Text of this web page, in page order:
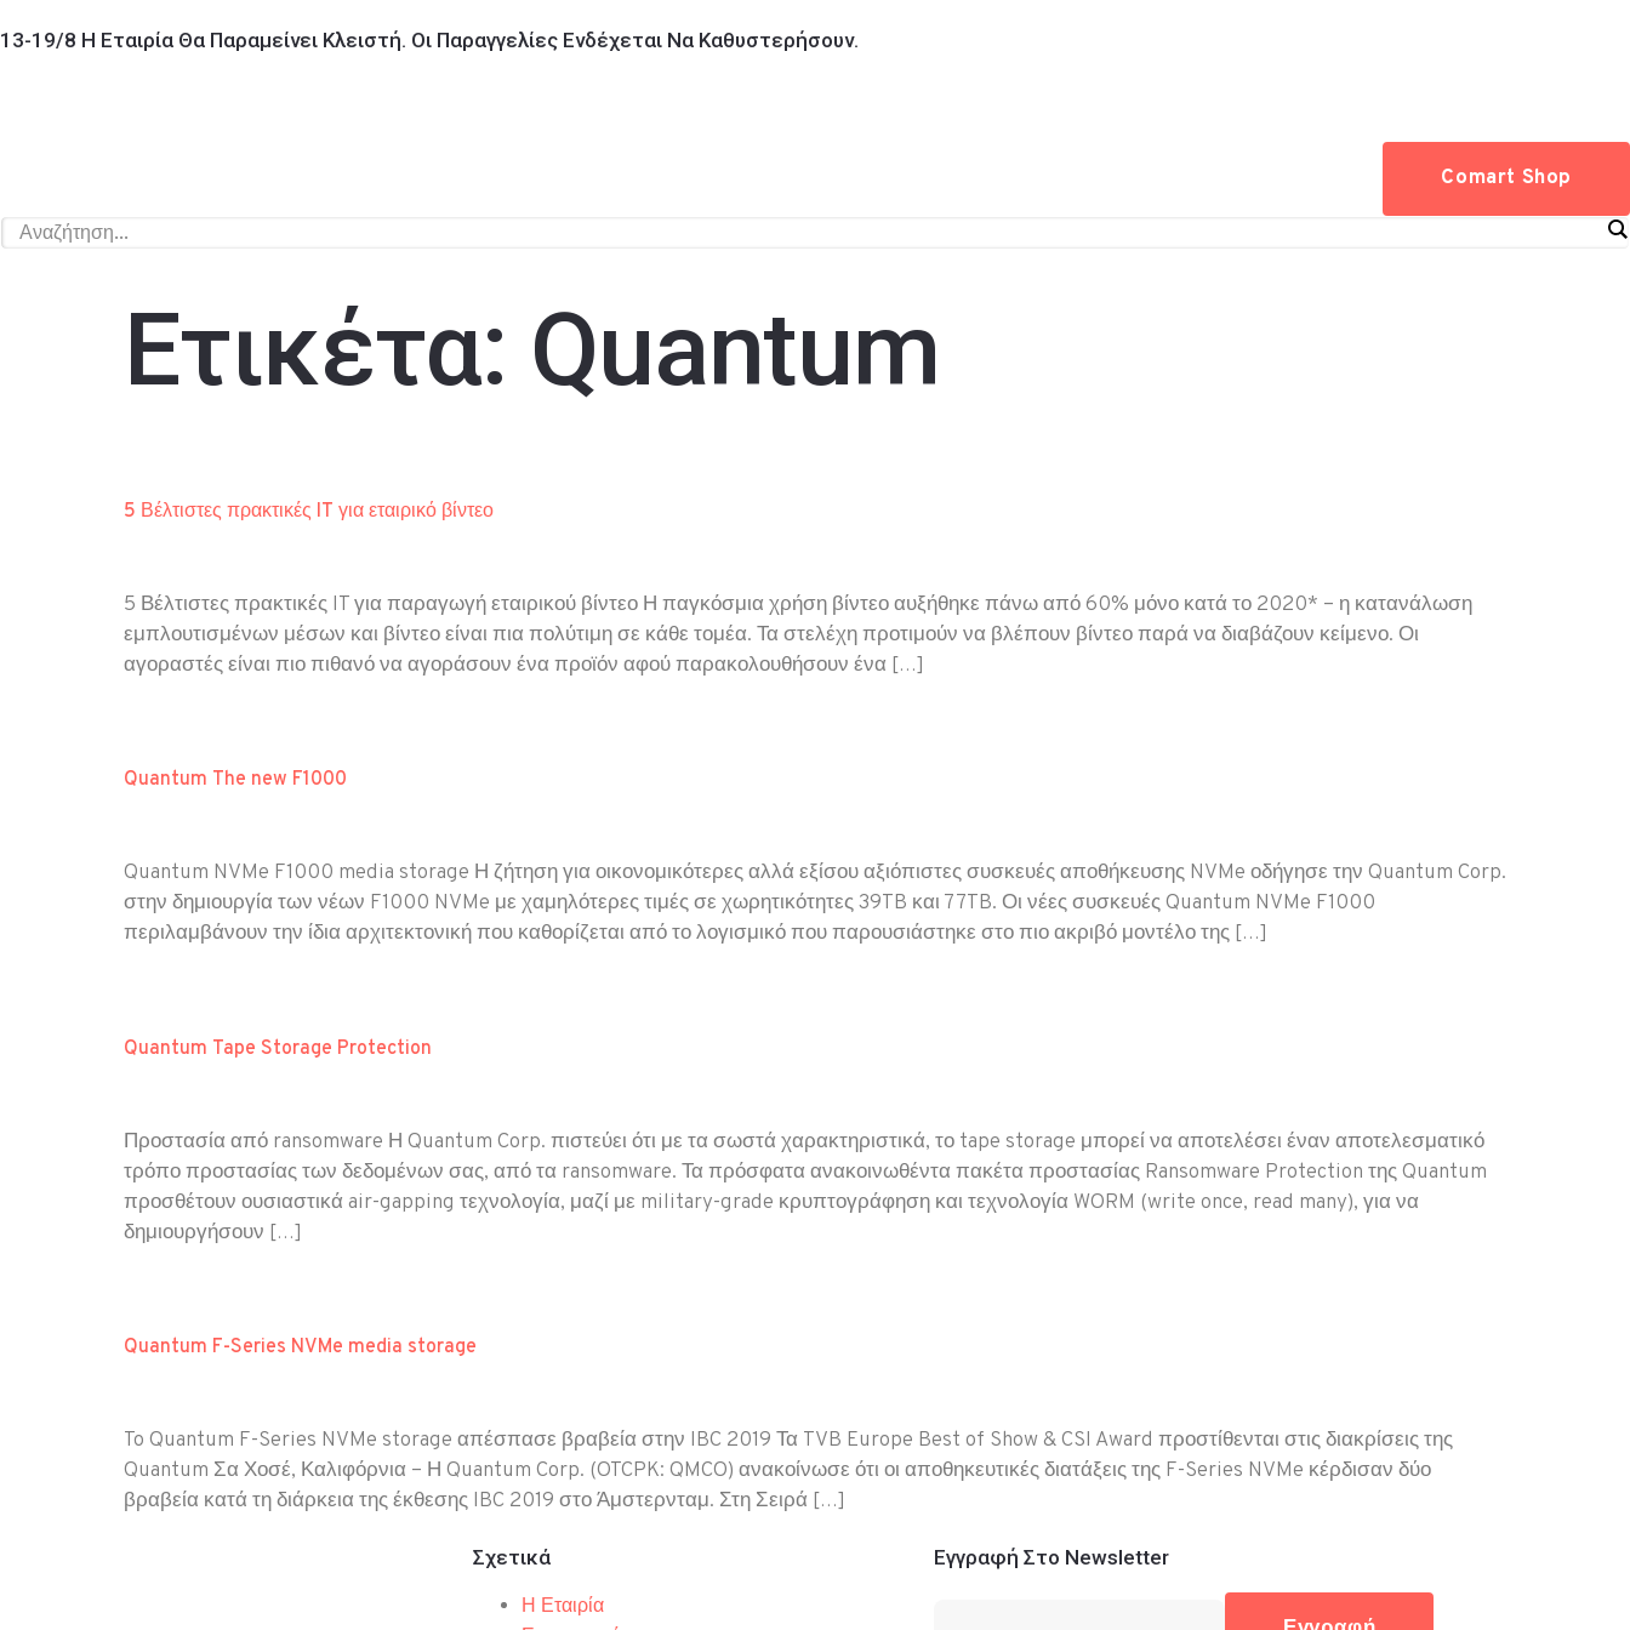
13-19/8 Η Εταιρία Θα Παραμείνει Κλειστή. Οι Παραγγελίες Ενδέχεται Να Καθυστερήσουν.
Comart Shop
Ετικέτα: Quantum
5 Βέλτιστες πρακτικές IT για εταιρικό βίντεο
5 Βέλτιστες πρακτικές IT για παραγωγή εταιρικού βίντεο Η παγκόσμια χρήση βίντεο αυξήθηκε πάνω από 60% μόνο κατά το 2020* – η κατανάλωση
εμπλουτισμένων μέσων και βίντεο είναι πια πολύτιμη σε κάθε τομέα. Τα στελέχη προτιμούν να βλέπουν βίντεο παρά να διαβάζουν κείμενο. Οι
αγοραστές είναι πιο πιθανό να αγοράσουν ένα προϊόν αφού παρακολουθήσουν ένα […]
Quantum The new F1000
Quantum NVMe F1000 media storage Η ζήτηση για οικονομικότερες αλλά εξίσου αξιόπιστες συσκευές αποθήκευσης NVMe οδήγησε την Quantum Corp.
στην δημιουργία των νέων F1000 NVMe με χαμηλότερες τιμές σε χωρητικότητες 39TB και 77TB. Οι νέες συσκευές Quantum NVMe F1000
περιλαμβάνουν την ίδια αρχιτεκτονική που καθορίζεται από το λογισμικό που παρουσιάστηκε στο πιο ακριβό μοντέλο της […]
Quantum Tape Storage Protection
Προστασία από ransomware Η Quantum Corp. πιστεύει ότι με τα σωστά χαρακτηριστικά, το tape storage μπορεί να αποτελέσει έναν αποτελεσματικό
τρόπο προστασίας των δεδομένων σας, από τα ransomware. Τα πρόσφατα ανακοινωθέντα πακέτα προστασίας Ransomware Protection της Quantum
προσθέτουν ουσιαστικά air-gapping τεχνολογία, μαζί με military-grade κρυπτογράφηση και τεχνολογία WORM (write once, read many), για να
δημιουργήσουν […]
Quantum F-Series NVMe media storage
To Quantum F-Series NVMe storage απέσπασε βραβεία στην IBC 2019 Τα TVB Europe Best of Show & CSI Award προστίθενται στις διακρίσεις της
Quantum Σα Χοσέ, Καλιφόρνια – Η Quantum Corp. (OTCPK: QMCO) ανακοίνωσε ότι οι αποθηκευτικές διατάξεις της F-Series NVMe κέρδισαν δύο
βραβεία κατά τη διάρκεια της έκθεσης IBC 2019 στο Άμστερνταμ. Στη Σειρά […]
Σχετικά
Η Εταιρία
Εγγραφή Στο Newsletter